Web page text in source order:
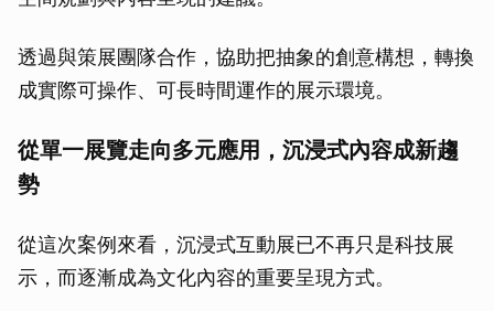
透過與策展團隊合作，協助把抽象的創意構想，轉換
成實際可操作、可長時間運作的展示環境。
從單一展覽走向多元應用，沉浸式內容成新趨
勢
從這次案例來看，沉浸式互動展已不再只是科技展
示，而逐漸成為文化內容的重要呈現方式。